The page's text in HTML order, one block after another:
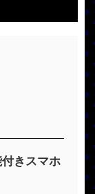
きスマホ